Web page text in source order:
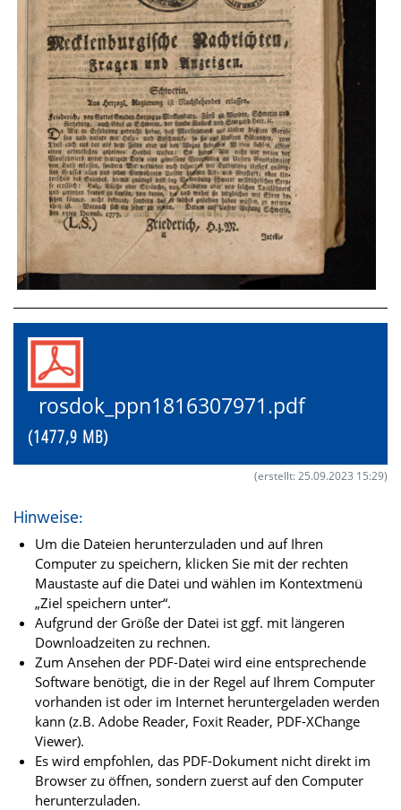
rosdok_ppn1816307971.pdf
(1477,9 MB)
(erstellt: 25.09.2023 15:29)
Hinweise:
Um die Dateien herunterzuladen und auf Ihren
Computer zu speichern, klicken Sie mit der rechten
Maustaste auf die Datei und wählen im Kontextmenü
„Ziel speichern unter“.
Aufgrund der Größe der Datei ist ggf. mit längeren
Downloadzeiten zu rechnen.
Zum Ansehen der PDF-Datei wird eine entsprechende
Software benötigt, die in der Regel auf Ihrem Computer
vorhanden ist oder im Internet heruntergeladen werden
kann (z.B. Adobe Reader, Foxit Reader, PDF-XChange
Viewer).
Es wird empfohlen, das PDF-Dokument nicht direkt im
Browser zu öffnen, sondern zuerst auf den Computer
herunterzuladen.